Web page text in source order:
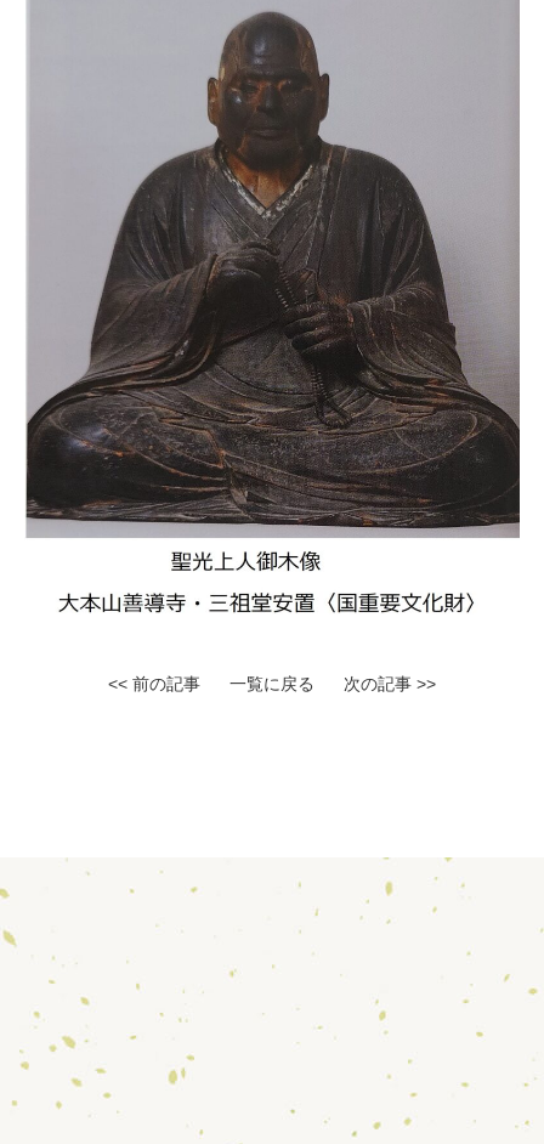
<< 前の記事 一覧に戻る 次の記事 >>